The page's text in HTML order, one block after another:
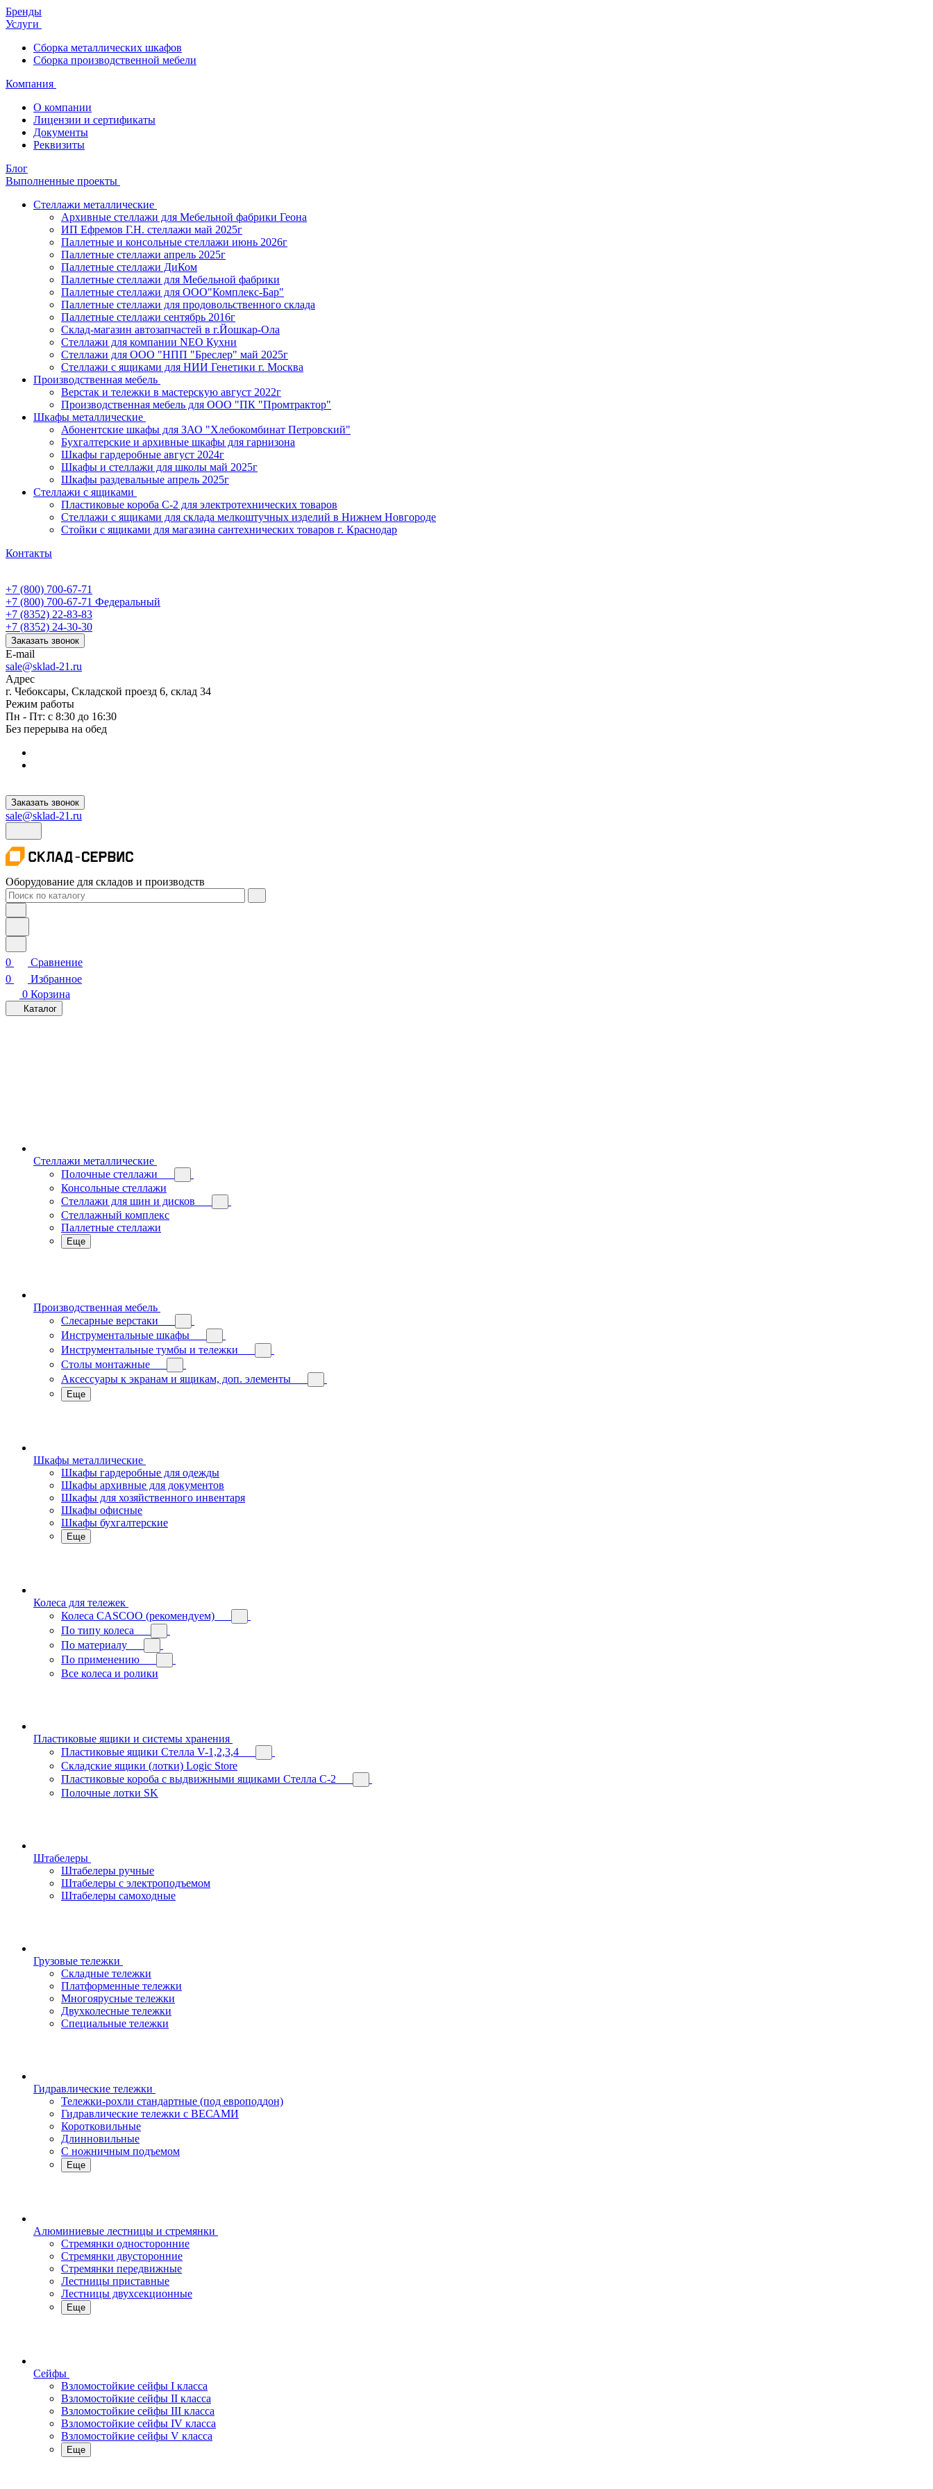
Бренды
Услуги
Сборка металлических шкафов
Сборка производственной мебели
Компания
О компании
Лицензии и сертификаты
Документы
Реквизиты
Блог
Выполненные проекты
Стеллажи металлические
Архивные стеллажи для Мебельной фабрики Геона
ИП Ефремов Г.Н. стеллажи май 2025г
Паллетные и консольные стеллажи июнь 2026г
Паллетные стеллажи апрель 2025г
Паллетные стеллажи ДиКом
Паллетные стеллажи для Мебельной фабрики
Паллетные стеллажи для ООО"Комплекс-Бар"
Паллетные стеллажи для продовольственного склада
Паллетные стеллажи сентябрь 2016г
Склад-магазин автозапчастей в г.Йошкар-Ола
Стеллажи для компании NEO Кухни
Стеллажи для ООО "НПП "Бреслер" май 2025г
Стеллажи с ящиками для НИИ Генетики г. Москва
Производственная мебель
Верстак и тележки в мастерскую август 2022г
Производственная мебель для ООО "ПК "Промтрактор"
Шкафы металлические
Абонентские шкафы для ЗАО "Хлебокомбинат Петровский"
Бухгалтерские и архивные шкафы для гарнизона
Шкафы гардеробные август 2024г
Шкафы и стеллажи для школы май 2025г
Шкафы раздевальные апрель 2025г
Стеллажи с ящиками
Пластиковые короба С-2 для электротехнических товаров
Стеллажи с ящиками для склада мелкоштучных изделий в Нижнем Новгороде
Стойки с ящиками для магазина сантехнических товаров г. Краснодар
Контакты
+7 (800) 700-67-71
+7 (800) 700-67-71 Федеральный
+7 (8352) 22-83-83
+7 (8352) 24-30-30
Заказать звонок
E-mail
sale@sklad-21.ru
Адрес
г. Чебоксары, Складской проезд 6, склад 34
Режим работы
Пн - Пт: с 8:30 до 16:30
Без перерыва на обед
Заказать звонок
sale@sklad-21.ru
Оборудование для складов и производств
0
Сравнение
0
Избранное
0 Корзина
Каталог
Стеллажи металлические
Полочные стеллажи
Консольные стеллажи
Стеллажи для шин и дисков
Стеллажный комплекс
Паллетные стеллажи
Еще
Производственная мебель
Слесарные верстаки
Инструментальные шкафы
Инструментальные тумбы и тележки
Столы монтажные
Аксессуары к экранам и ящикам, доп. элементы
Еще
Шкафы металлические
Шкафы гардеробные для одежды
Шкафы архивные для документов
Шкафы для хозяйственного инвентаря
Шкафы офисные
Шкафы бухгалтерские
Еще
Колеса для тележек
Колеса CASCOO (рекомендуем)
По типу колеса
По материалу
По применению
Все колеса и ролики
Пластиковые ящики и системы хранения
Пластиковые ящики Стелла V-1,2,3,4
Складские ящики (лотки) Logiс Store
Пластиковые короба с выдвижными ящиками Стелла С-2
Полочные лотки SK
Штабелеры
Штабелеры ручные
Штабелеры с электроподъемом
Штабелеры самоходные
Грузовые тележки
Складные тележки
Платформенные тележки
Многоярусные тележки
Двухколесные тележки
Специальные тележки
Гидравлические тележки
Тележки-рохли стандартные (под европоддон)
Гидравлические тележки с ВЕСАМИ
Коротковильные
Длинновильные
С ножничным подъемом
Еще
Алюминиевые лестницы и стремянки
Стремянки односторонние
Стремянки двусторонние
Стремянки передвижные
Лестницы приставные
Лестницы двухсекционные
Еще
Сейфы
Взломостойкие сейфы I класса
Взломостойкие сейфы II класса
Взломостойкие сейфы III класса
Взломостойкие сейфы IV класса
Взломостойкие сейфы V класса
Еще